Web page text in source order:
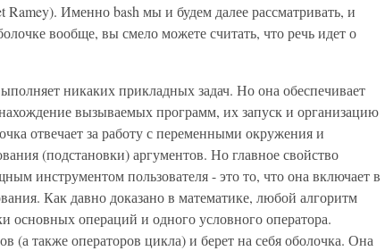
Ramey). Именно bash мы и будем далее рассматривать, и
вообще, вы смело можете считать, что речь идет о
никаких прикладных задач. Но она обеспечивает
вызываемых программ, их запуск и организацию
отвечает за работу с переменными окружения и
(подстановки) аргументов. Но главное свойство
инструментом пользователя - это то, что она включает в
Как давно доказано в математике, любой алгоритм
основных операций и одного условного оператора.
(а также операторов цикла) и берет на себя оболочка. Она